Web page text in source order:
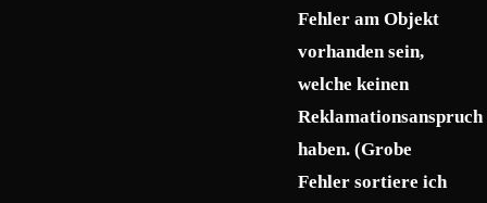
Fehler am Objekt
vorhanden sein,
welche keinen
Reklamationsanspruch
haben. (Grobe
Fehler sortiere ich